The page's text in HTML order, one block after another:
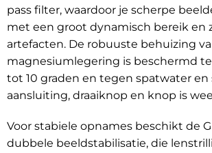
pass filter, waardoor je scherpe
met een groot dynamisch bereik en
artefacten. De robuuste behuizing
magnesiumlegering is beschermd
tot 10 graden en tegen spatwater en
aansluiting, draaiknop en knop is
Voor stabiele opnames beschikt de
dubbele beeldstabilisatie, die